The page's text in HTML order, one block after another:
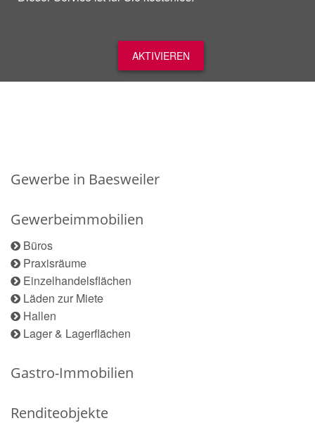
AKTIVIEREN
Gewerbe in Baesweiler
Gewerbeimmobilien
Büros
Praxisräume
Einzelhandelsflächen
Läden zur Miete
Hallen
Lager & Lagerflächen
Gastro-Immobilien
Renditeobjekte